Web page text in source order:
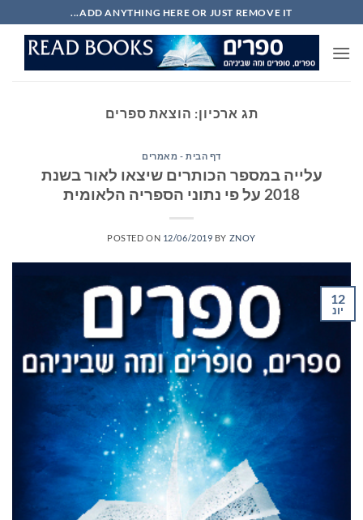
to
content
ADD ANYTHING HERE OR JUST REMOVE IT...
תג ארכיון: הוצאת ספרים
דף הבית - מאמרים
עלייה במספר הכותרים שיצאו לאור בשנת
2018 על פי נתוני הספריה הלאומית
POSTED ON 12/06/2019 BY ZNOY
12
יונ